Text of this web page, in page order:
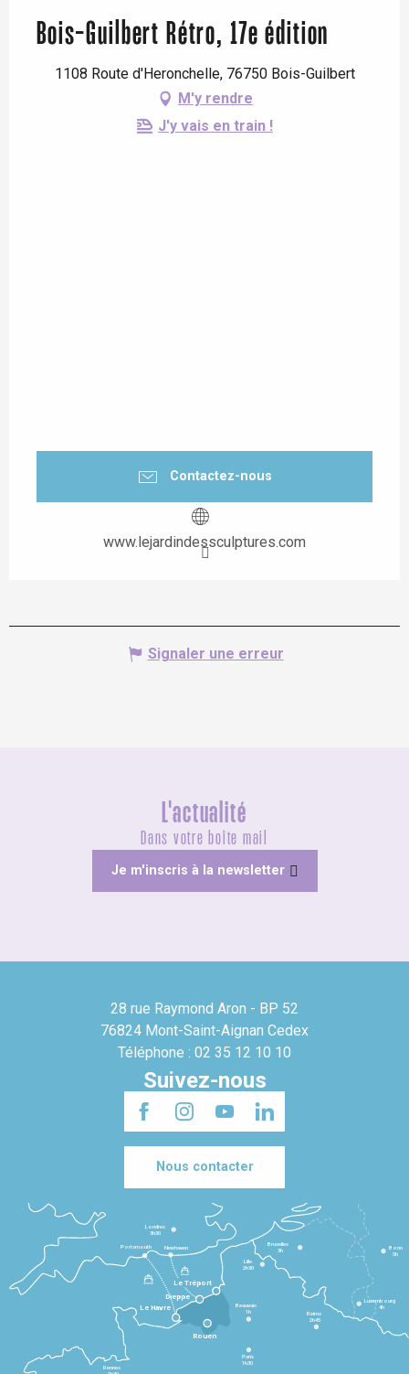
Bois-Guilbert Rétro, 17e édition
1108 Route d'Heronchelle, 76750 Bois-Guilbert
M'y rendre
J'y vais en train !
Contactez-nous
www.lejardindessculptures.com
Signaler une erreur
L'actualité
Dans votre boîte mail
Je m'inscris à la newsletter
28 rue Raymond Aron - BP 52
76824 Mont-Saint-Aignan Cedex
Téléphone : 02 35 12 10 10
Suivez-nous
Nous contacter
Le Havre
Dieppe
Le Tréport
Rennes
Paris
1h30
Beauvais
1h
Reims
2h45
Lille
2h30
Bruxelles
3h
Londres
3h30
Newhaven
Portsmouth
Bonn
5h
Luxembourg
4h
Rouen